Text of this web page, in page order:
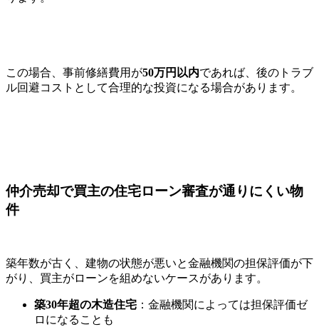
この場合、事前修繕費用が50万円以内であれば、後のトラブ
ル回避コストとして合理的な投資になる場合があります。
仲介売却で買主の住宅ローン審査が通りにくい物
件
築年数が古く、建物の状態が悪いと金融機関の担保評価が下
がり、買主がローンを組めないケースがあります。
築30年超の木造住宅 ：金融機関によっては担保評価ゼ
ロになることも